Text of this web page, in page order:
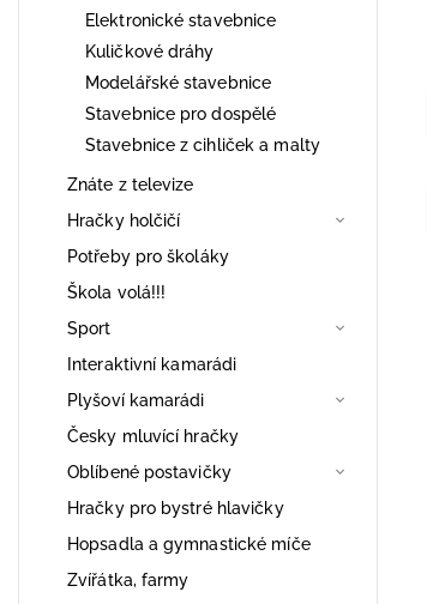
Elektronické stavebnice
Kuličkové dráhy
Modelářské stavebnice
Stavebnice pro dospělé
Stavebnice z cihliček a malty
Znáte z televize
Hračky holčičí
Potřeby pro školáky
Škola volá!!!
Sport
Interaktivní kamarádi
Plyšoví kamarádi
Česky mluvící hračky
Oblíbené postavičky
Hračky pro bystré hlavičky
Hopsadla a gymnastické míče
Zvířátka, farmy